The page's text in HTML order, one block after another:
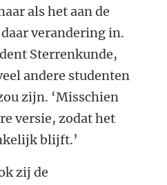
als het aan de
verandering in.
Sterrenkunde,
andere studenten
zijn. ‘Misschien
versie, zodat het
blijft.’
zij de